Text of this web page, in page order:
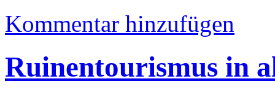
Kommentar hinzufügen
Ruinentourismus in